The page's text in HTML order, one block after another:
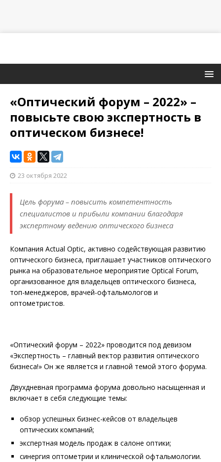
«Оптический форум – 2022» –
повысьте свою экспертность в
оптическом бизнесе!
23 октября 2022
Цель форума – повысить компетентность
специалистов и прибыли компании благодаря
экспертному ведению оптического бизнеса
Компания Actual Optic, активно содействующая развитию
оптического бизнеса, приглашает участников оптического
рынка на образовательное мероприятие Optical Forum,
организованное для владельцев оптического бизнеса,
топ-менеджеров, врачей-офтальмологов и
оптометристов.
«Оптический форум – 2022» проводится под девизом
«Экспертность – главный вектор развития оптического
бизнеса!» Он же является и главной темой этого форума.
Двухдневная программа форума довольно насыщенная и
включает в себя следующие темы:
обзор успешных бизнес-кейсов от владельцев
оптических компаний;
экспертная модель продаж в салоне оптики;
синергия оптометрии и клинической офтальмологии.